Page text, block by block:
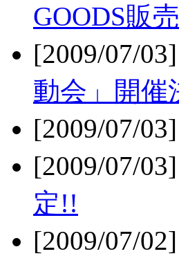
GOODS販
[2009/07/
動会」開催
[2009/07/
[2009/07/
定!!
[2009/07/